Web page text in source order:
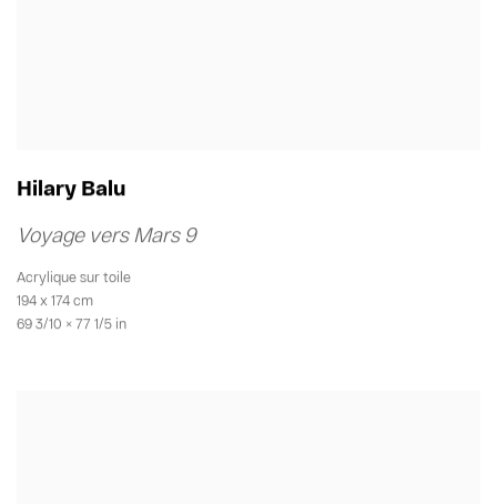
Hilary Balu
Voyage vers Mars 9
Acrylique sur toile
194 x 174 cm
69 3/10 × 77 1/5 in